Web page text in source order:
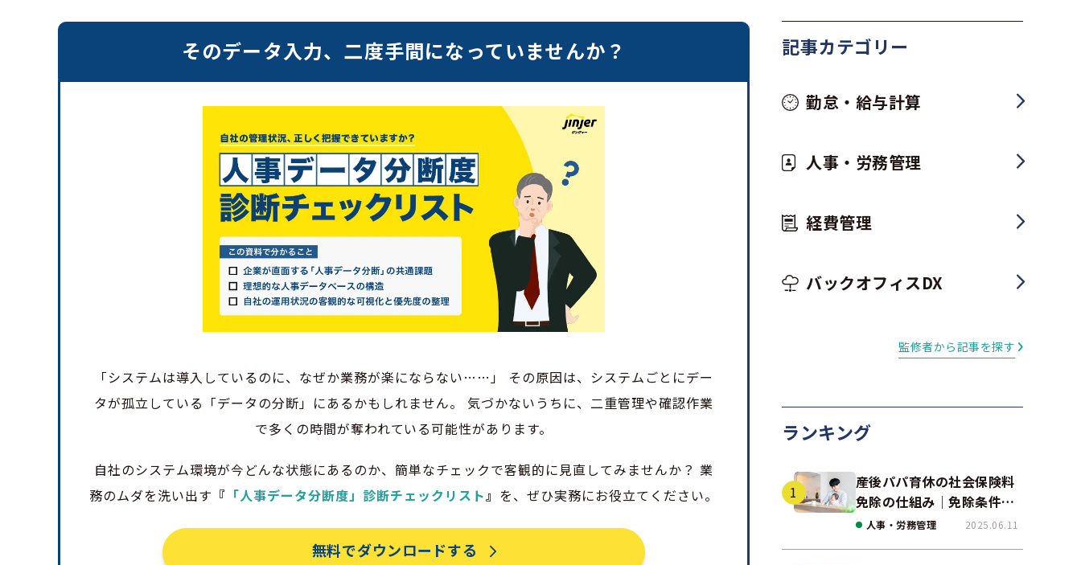
そのデータ入力、二度手間になっていませんか？
「システムは導入しているのに、なぜか業務が楽にならない……」 その原因は、システムごとにデー
タが孤立している「データの分断」にあるかもしれません。 気づかないうちに、二重管理や確認作業
で多くの時間が奪われている可能性があります。
自社のシステム環境が今どんな状態にあるのか、簡単なチェックで客観的に見直してみませんか？ 業
務のムダを洗い出す 『 「人事データ分断度」診断チェックリスト』 を、ぜひ実務にお役立てください。
無料でダウンロードする
記事カテゴリー
勤怠・給与計算
人事・労務管理
経費管理
バックオフィスDX
監修者から記事を探す
ランキング
産後パパ育休の社会保険料
免除の仕組み｜免除条件と
事例、手続きの注意点を解
人事・労務管理 2025.06.11